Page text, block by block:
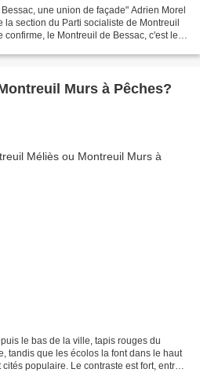
une union de façade" Adrien Morel
section du Parti socialiste de Montreuil
confirme, le Montreuil de Bessac, c'est le
Murs à Pêches?
le bas de la ville, tapis rouges du
tandis que les écolos la font dans le haut
populaire. Le contraste est fort, entre